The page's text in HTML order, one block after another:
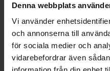
Denna webbplats
Vi använder
och annonserna till
för sociala medier och
vidarebefordrar även
återfuktande aktiva
sellerifröextrakt
fuktighets- och
sprängticka och
skydda mot externa